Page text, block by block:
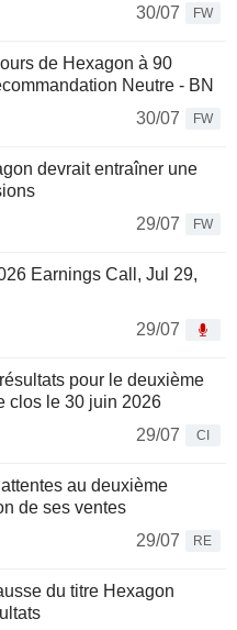
30/07 FW
de Hexagon à 90
Neutre - BN
30/07
FW
devrait entraîner une
29/07
FW
Earnings Call, Jul 29,
29/07
pour le deuxième
clos le 30 juin 2026
29/07
CI
au deuxième
de ses ventes
29/07
RE
du titre Hexagon